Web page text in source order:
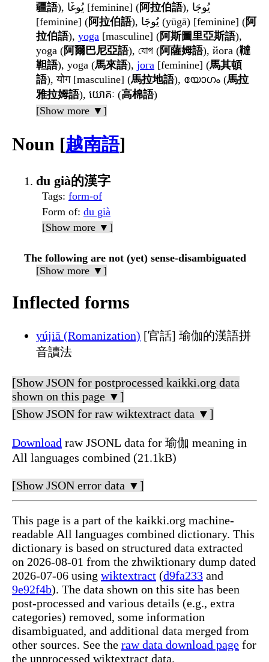
疆語
), يُوغَا [feminine] (阿拉伯語), يُوجَا
[feminine] (阿拉伯語 ), يُوجَا (yūgā) [feminine] (阿
拉伯語), yoga [masculine] (阿斯圖里亞斯語),
yoga (阿爾巴尼亞語), যোগ (阿薩姆語), йога (韃
靼語), yoga (馬來語), јога [feminine] (馬其頓
語), योग [masculine] (馬拉地語), യോഗം (馬拉
雅拉姆語), យោគៈ (高棉語)
[Show more ▼]
Noun [越南語]
du già的漢字
Tags: form-of
Form of: du già
[Show more ▼]
The following are not (yet) sense-disambiguated
[Show more ▼]
Inflected forms
yújiā (Romanization) [官話] 瑜伽的漢語拼
音讀法
[Show JSON for postprocessed kaikki.org data
shown on this page ▼]
[Show JSON for raw wiktextract data ▼]
Download raw JSONL data for 瑜伽 meaning in
All languages combined (21.1kB)
[Show JSON error data ▼]
This page is a part of the kaikki.org machine-
readable All languages combined dictionary. This
dictionary is based on structured data extracted
on 2026-08-01 from the zhwiktionary dump dated
2026-07-06 using wiktextract (d9fa233 and
9e92f4b). The data shown on this site has been
post-processed and various details (e.g., extra
categories) removed, some information
disambiguated, and additional data merged from
other sources. See the raw data download page for
the unprocessed wiktextract data.